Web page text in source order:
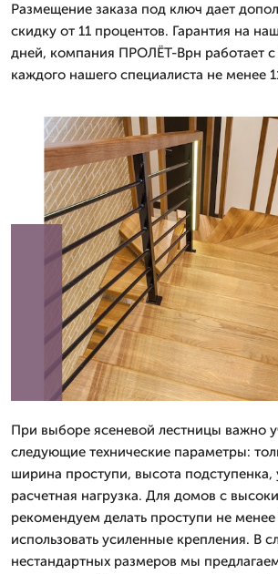
Размещение заказа под ключ дает
скидку от 11 процентов. Гарантия на
дней, компания ПРОЛЁТ-Врн работает
каждого нашего специалиста не менее
При выборе ясеневой лестницы важно
следующие технические параметры:
ширина проступи, высота подступенка,
расчетная нагрузка. Для домов с
рекомендуем делать проступи не
использовать усиленные крепления. В
нестандартных размеров мы